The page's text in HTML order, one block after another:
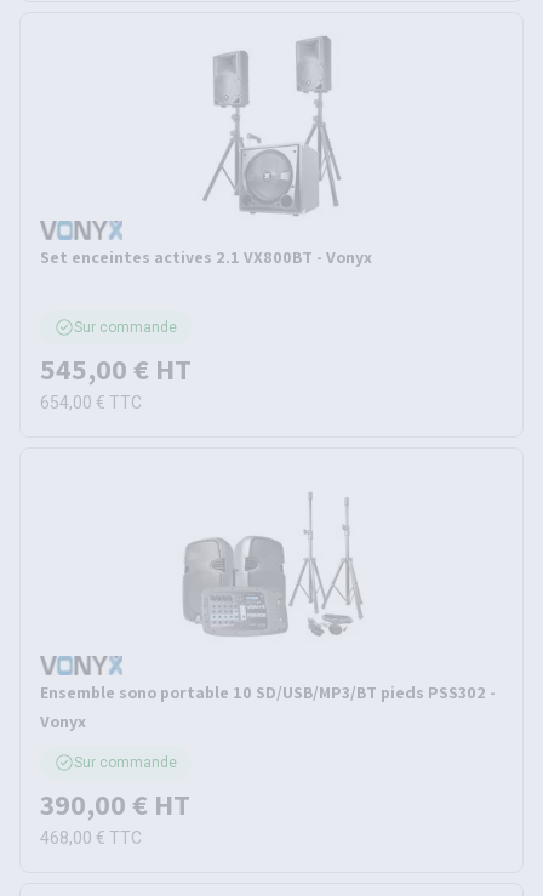
Set enceintes actives 2.1 VX800BT - Vonyx
Sur commande
545,00 € HT
654,00 € TTC
Ensemble sono portable 10 SD/USB/MP3/BT pieds PSS302 -
Vonyx
Sur commande
390,00 € HT
468,00 € TTC